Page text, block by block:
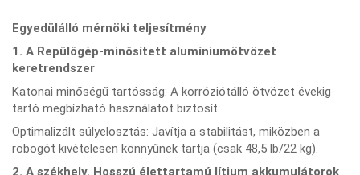
Egyedülálló mérnöki teljesítmény
1. A Repülőgép-minősített alumíniumötvözet
keretrendszer
Katonai minőségű tartósság: A korróziótálló ötvözet évekig
tartó megbízható használatot biztosít.
Optimalizált súlyelosztás: Javítja a stabilitást, miközben a
robogót kivételesen könnyűnek tartja (csak 48,5 lb/22 kg).
2. A székhely. Hosszú élettartamú lítium akkumulátorok